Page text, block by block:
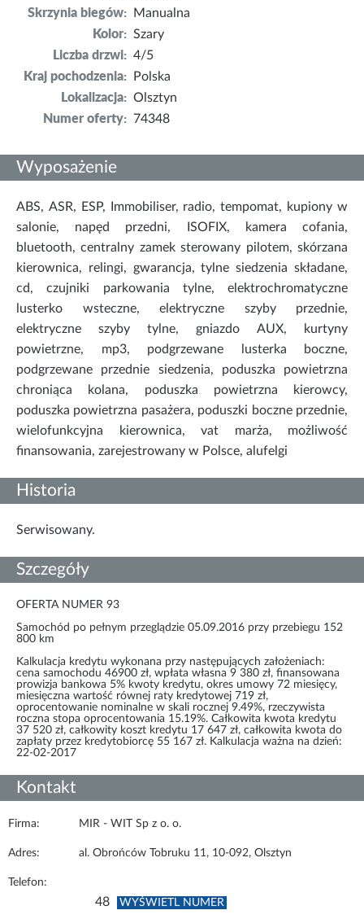
Skrzynia biegów:
Manualna
Kolor: Szary
Liczba drzwi: 4/5
Kraj pochodzenia:
Polska
Lokalizacja: Olsztyn
Numer oferty: 74348
Wyposażenie
ABS, ASR, ESP, Immobiliser, radio, tempomat, kupiony w
salonie, napęd przedni, ISOFIX, kamera cofania,
bluetooth, centralny zamek sterowany pilotem, skórzana
kierownica, relingi, gwarancja, tylne siedzenia składane,
cd, czujniki parkowania tylne, elektrochromatyczne
lusterko wsteczne, elektryczne szyby przednie,
elektryczne szyby tylne, gniazdo AUX, kurtyny
powietrzne, mp3, podgrzewane lusterka boczne,
podgrzewane przednie siedzenia, poduszka powietrzna
chroniąca kolana, poduszka powietrzna kierowcy,
poduszka powietrzna pasażera, poduszki boczne przednie,
wielofunkcyjna kierownica, vat marża, możliwość
finansowania, zarejestrowany w Polsce, alufelgi
Historia
Serwisowany.
Szczegóły
OFERTA NUMER 93
Samochód po pełnym przeglądzie 05.09.2016 przy przebiegu 152
800 km
Kalkulacja kredytu wykonana przy następujących założeniach:
cena samochodu 46900 zł, wpłata własna 9 380 zł, finansowana
prowizja bankowa 5% kwoty kredytu, okres umowy 72 miesięcy,
miesięczna wartość równej raty kredytowej 719 zł,
oprocentowanie nominalne w skali rocznej 9.49%, rzeczywista
roczna stopa oprocentowania 15.19%. Całkowita kwota kredytu
37 520 zł, całkowity koszt kredytu 17 647 zł, całkowita kwota do
zapłaty przez kredytobiorcę 55 167 zł. Kalkulacja ważna na dzień:
22-02-2017
Kontakt
Firma: MIR - WIT Sp z o. o.
Adres: al. Obrońców Tobruku 11, 10-092, Olsztyn
Telefon:
48 WYŚWIETL NUMER